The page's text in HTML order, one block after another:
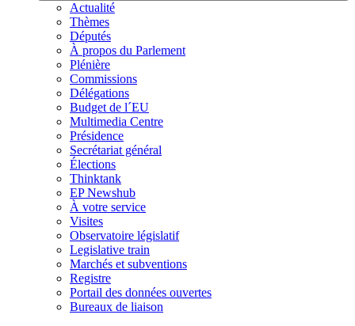
Actualité
Thèmes
Députés
À propos du Parlement
Plénière
Commissions
Délégations
Budget de l´EU
Multimedia Centre
Présidence
Secrétariat général
Élections
Thinktank
EP Newshub
À votre service
Visites
Observatoire législatif
Legislative train
Marchés et subventions
Registre
Portail des données ouvertes
Bureaux de liaison